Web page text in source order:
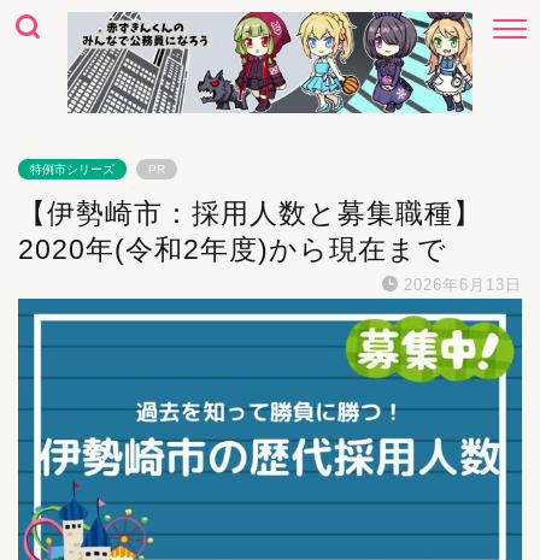
特例市シリーズ PR
【伊勢崎市：採用人数と募集職種】
2020年(令和2年度)から現在まで
2026年6月13日